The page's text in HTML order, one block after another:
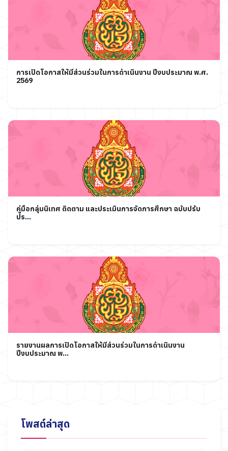
การเปิดโอกาสให้มีส่วนร่วมในการดำเนินงาน ปีงบประมาณ พ.ศ.
2569
คู่มือกลุ่มนิเทศ ติดตาม และประเมินการจัดการศึกษา ฉบับปรับ
ปร...
รายงานผลการเปิดโอกาสให้มีส่วนร่วมในการดำเนินงาน
ปีงบประมาณ พ...
โพสต์ล่าสุด